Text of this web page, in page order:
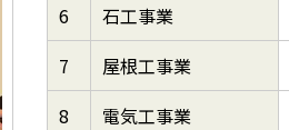
6
石工事業
7
屋根工事業
8
電気工事業